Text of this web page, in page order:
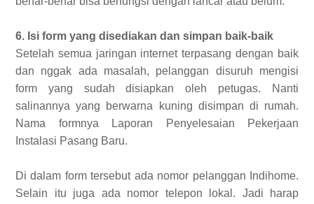
6. Isi form yang disediakan dan simpan baik-baik
Setelah semua jaringan internet terpasang dengan baik
dan nggak ada masalah, pelanggan disuruh mengisi
form yang sudah disiapkan oleh petugas. Nanti
salinannya yang berwarna kuning disimpan di rumah.
Nama formnya Laporan Penyelesaian Pekerjaan
Instalasi Pasang Baru.
Di dalam form tersebut ada nomor pelanggan Indihome.
Selain itu juga ada nomor telepon lokal. Jadi harap